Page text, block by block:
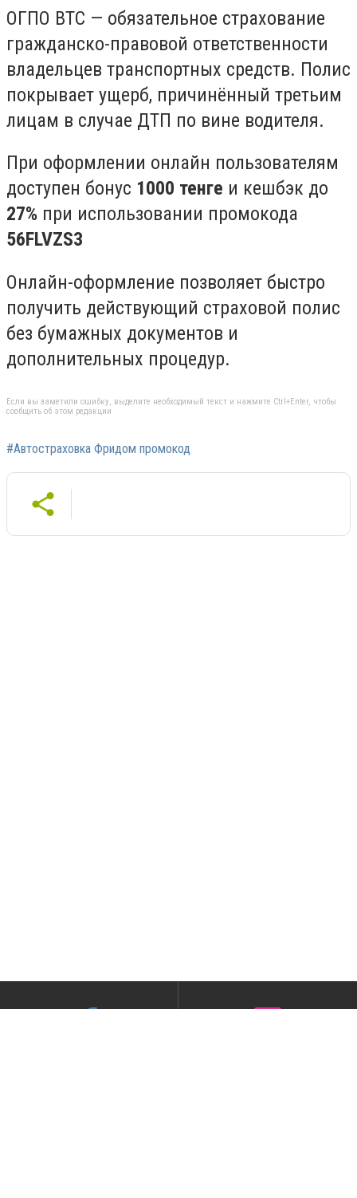
ОГПО ВТС — обязательное страхование
гражданско-правовой ответственности
владельцев транспортных средств. Полис
покрывает ущерб, причинённый третьим
лицам в случае ДТП по вине водителя.
При оформлении онлайн пользователям
доступен бонус 1000 тенге и кешбэк до
27% при использовании промокода
56FLVZS3
Онлайн-оформление позволяет быстро
получить действующий страховой полис
без бумажных документов и
дополнительных процедур.
Если вы заметили ошибку, выделите необходимый текст и нажмите Ctrl+Enter, чтобы
сообщить об этом редакции
#Автостраховка Фридом промокод